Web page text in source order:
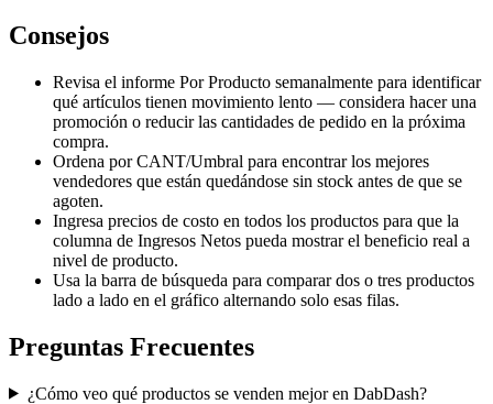
Consejos
Revisa el informe Por Producto semanalmente para identificar
qué artículos tienen movimiento lento — considera hacer una
promoción o reducir las cantidades de pedido en la próxima
compra.
Ordena por CANT/Umbral para encontrar los mejores
vendedores que están quedándose sin stock antes de que se
agoten.
Ingresa precios de costo en todos los productos para que la
columna de Ingresos Netos pueda mostrar el beneficio real a
nivel de producto.
Usa la barra de búsqueda para comparar dos o tres productos
lado a lado en el gráfico alternando solo esas filas.
Preguntas Frecuentes
¿Cómo veo qué productos se venden mejor en DabDash?